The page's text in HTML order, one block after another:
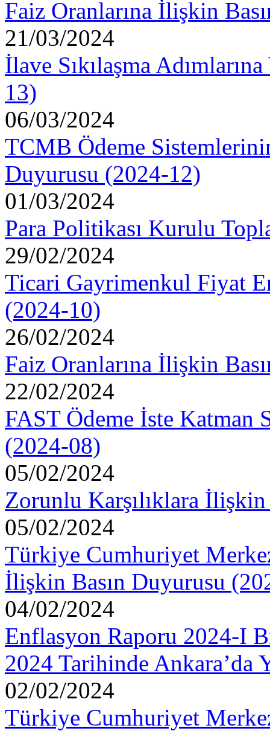
Faiz Oranlarına İlişkin
21/03/2024
İlave Sıkılaşma
13)
06/03/2024
TCMB Ödeme
Duyurusu (2024-12)
01/03/2024
Para Politikası Kurulu
29/02/2024
Ticari Gayrimenkul Fiyat
(2024-10)
26/02/2024
Faiz Oranlarına İlişkin
22/02/2024
FAST Ödeme İste Katman
(2024-08)
05/02/2024
Zorunlu Karşılıklara
05/02/2024
Türkiye Cumhuriyet
İlişkin Basın Duyurusu
04/02/2024
Enflasyon Raporu 2024-I
2024 Tarihinde Ankara’da
02/02/2024
Türkiye Cumhuriyet